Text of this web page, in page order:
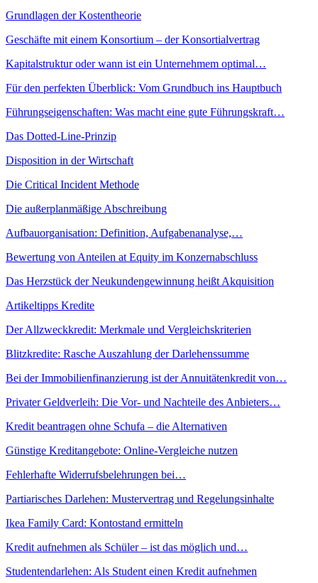
Grundlagen der Kostentheorie
Geschäfte mit einem Konsortium – der Konsortialvertrag
Kapitalstruktur oder wann ist ein Unternehmem optimal…
Für den perfekten Überblick: Vom Grundbuch ins Hauptbuch
Führungseigenschaften: Was macht eine gute Führungskraft…
Das Dotted-Line-Prinzip
Disposition in der Wirtschaft
Die Critical Incident Methode
Die außerplanmäßige Abschreibung
Aufbauorganisation: Definition, Aufgabenanalyse,…
Bewertung von Anteilen at Equity im Konzernabschluss
Das Herzstück der Neukundengewinnung heißt Akquisition
Artikeltipps Kredite
Der Allzweckkredit: Merkmale und Vergleichskriterien
Blitzkredite: Rasche Auszahlung der Darlehenssumme
Bei der Immobilienfinanzierung ist der Annuitätenkredit von…
Privater Geldverleih: Die Vor- und Nachteile des Anbieters…
Kredit beantragen ohne Schufa – die Alternativen
Günstige Kreditangebote: Online-Vergleiche nutzen
Fehlerhafte Widerrufsbelehrungen bei…
Partiarisches Darlehen: Mustervertrag und Regelungsinhalte
Ikea Family Card: Kontostand ermitteln
Kredit aufnehmen als Schüler – ist das möglich und…
Studentendarlehen: Als Student einen Kredit aufnehmen